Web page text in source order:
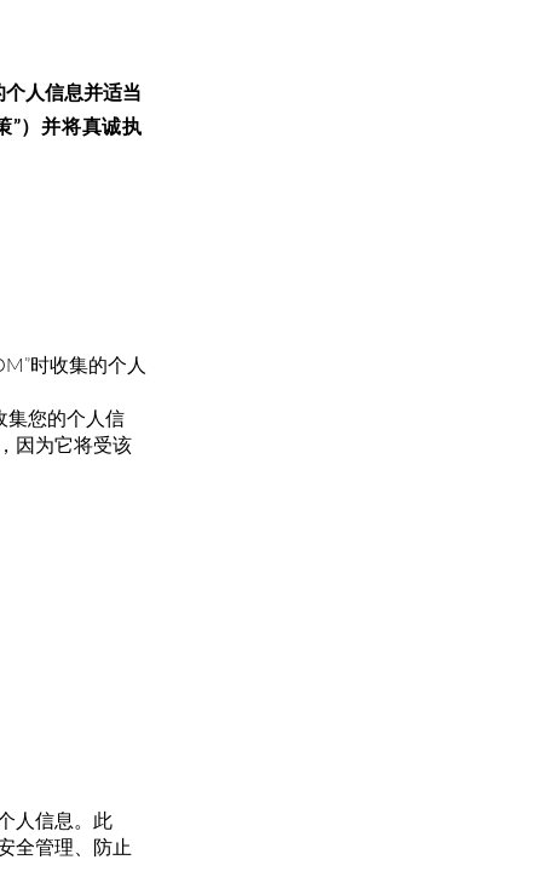
个人信息并适当
”）并将真诚执
时收集的个人
集您的个人信
因为它将受该
人信息。此
全管理、防止